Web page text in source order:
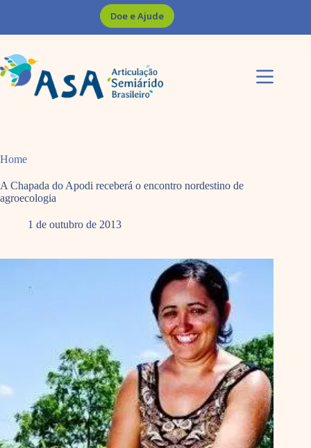
Doe e Ajude
Home
A Chapada do Apodi receberá o encontro nordestino de
agroecologia
1 de outubro de 2013